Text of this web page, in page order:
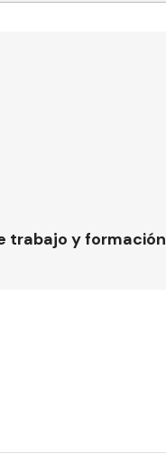
trabajo y formación